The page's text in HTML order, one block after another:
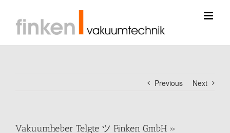
content
Previous Next
Vakuumheber Telgte ツ Finken GmbH »